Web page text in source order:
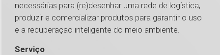
necessárias para (re)desenhar uma rede de logística,
produzir e comercializar produtos para garantir o uso
e a recuperação inteligente do meio ambiente.
Serviço